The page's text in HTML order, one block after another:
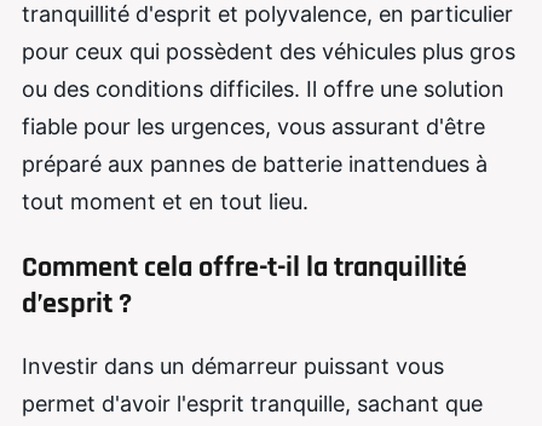
tranquillité d'esprit et polyvalence, en particulier
pour ceux qui possèdent des véhicules plus gros
ou des conditions difficiles. Il offre une solution
fiable pour les urgences, vous assurant d'être
préparé aux pannes de batterie inattendues à
tout moment et en tout lieu.
Comment cela offre-t-il la tranquillité
d’esprit ?
Investir dans un démarreur puissant vous
permet d'avoir l'esprit tranquille, sachant que